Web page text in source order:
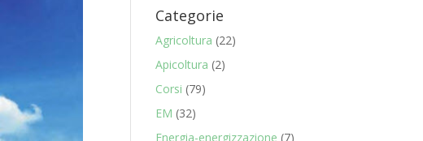
Categorie
Agricoltura (22)
Apicoltura (2)
Corsi (79)
EM (32)
Energia-energizzazione (7)